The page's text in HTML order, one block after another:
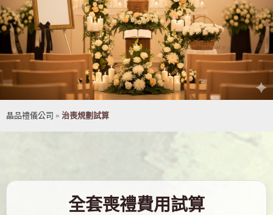
晶品禮儀公司 » 治喪規劃試算
全套喪禮費用試算